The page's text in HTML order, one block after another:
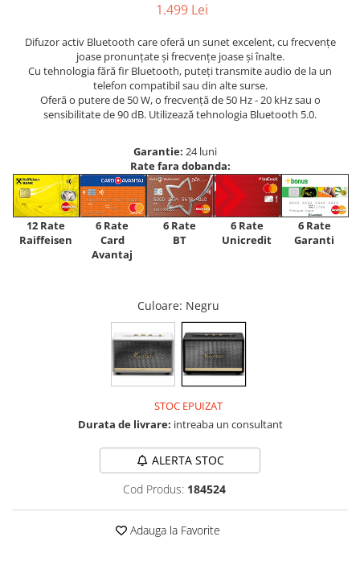
1.499 Lei
Difuzor activ Bluetooth care oferă un sunet excelent, cu frecvențe
joase pronunțate și frecvențe joase și înalte.
Cu tehnologia fără fir Bluetooth, puteți transmite audio de la un
telefon compatibil sau din alte surse.
Oferă o putere de 50 W, o frecvență de 50 Hz - 20 kHz sau o
sensibilitate de 90 dB. Utilizează tehnologia Bluetooth 5.0.
Garantie: 24 luni
Rate fara dobanda:
12 Rate
Raiffeisen
6 Rate
Card
Avantaj
6 Rate
BT
6 Rate
Unicredit
6 Rate
Garanti
Culoare: Negru
STOC EPUIZAT
Durata de livrare: intreaba un consultant
ALERTA STOC
Cod Produs: 184524
Adauga la Favorite